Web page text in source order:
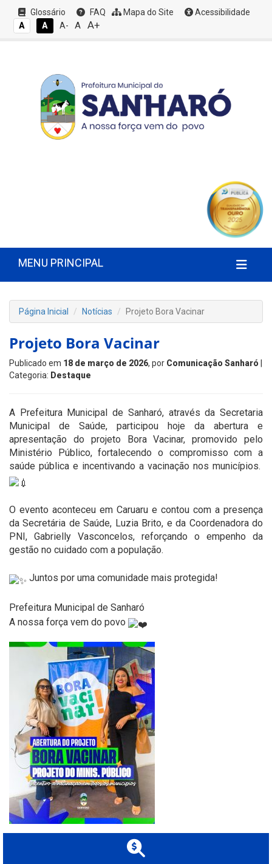
Glossário FAQ Mapa do Site
Acessibilidade
A
A A- A A+
MENU PRINCIPAL
Página Inicial Notícias Projeto Bora Vacinar
Projeto Bora Vacinar
Publicado em 18 de março de 2026, por Comunicação Sanharó
Categoria: Destaque
A Prefeitura Municipal de Sanharó, através da Secretaria
Municipal de Saúde, participou hoje da abertura e
apresentação do projeto Bora Vacinar, promovido pelo
Ministério Público, fortalecendo o compromisso com a
saúde pública e incentivando a vacinação nos municípios.
O evento aconteceu em Caruaru e contou com a presença
da Secretária de Saúde, Luzia Brito, e da Coordenadora do
PNI, Gabrielly Vasconcelos, reforçando o empenho da
gestão no cuidado com a população.
Juntos por uma comunidade mais protegida!
Prefeitura Municipal de Sanharó
A nossa força vem do povo